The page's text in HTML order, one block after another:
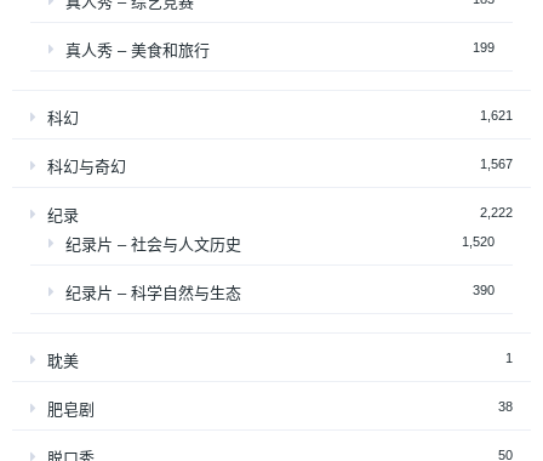
真人秀 – 美食和旅行 199
科幻 1,621
科幻与奇幻 1,567
纪录 2,222
纪录片 – 社会与人文历史 1,520
纪录片 – 科学自然与生态 390
耽美 1
肥皂剧 38
50